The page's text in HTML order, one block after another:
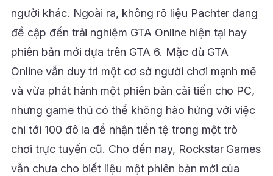
người khác. Ngoài ra, không rõ liệu Pachter đang
đề cập đến trải nghiệm GTA Online hiện tại hay
phiên bản mới dựa trên GTA 6. Mặc dù GTA
Online vẫn duy trì một cơ sở người chơi mạnh mẽ
và vừa phát hành một phiên bản cải tiến cho PC,
nhưng game thủ có thể không hào hứng với việc
chi tới 100 đô la để nhận tiền tệ trong một trò
chơi trực tuyến cũ. Cho đến nay, Rockstar Games
vẫn chưa cho biết liệu một phiên bản mới của